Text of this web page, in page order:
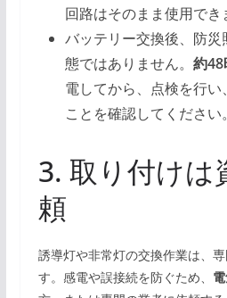
回路はそのまま使用でき
バッテリー交換後、防
態ではありません。 約
電してから、点検を行
ことを確認してください。
3. 取り付けは
頼
誘導灯や非常灯の交換作業は、
す。感電や誤接続を防ぐため、